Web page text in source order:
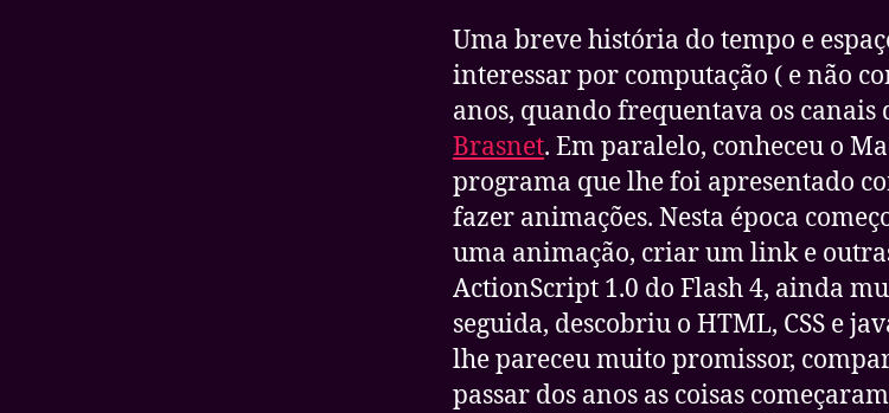
Uma breve história do tempo e
interessar por computação ( e não
anos, quando frequentava os canais
Brasnet. Em paralelo, conheceu o
programa que lhe foi apresentado
fazer animações. Nesta época
uma animação, criar um link e
ActionScript 1.0 do Flash 4, ainda
seguida, descobriu o HTML, CSS e
lhe pareceu muito promissor,
passar dos anos as coisas